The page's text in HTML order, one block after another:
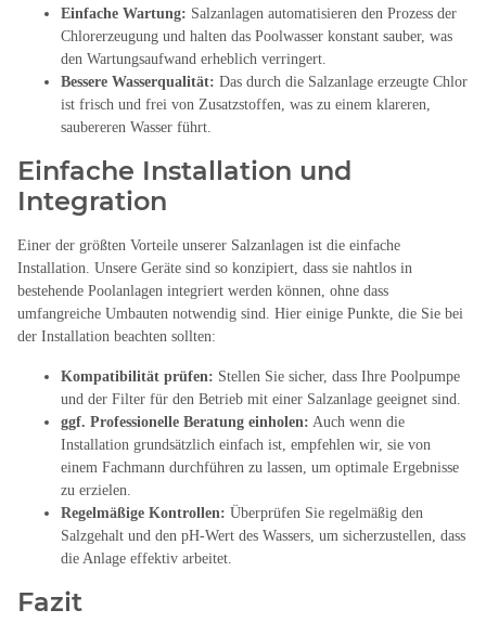
Einfache Wartung: Salzanlagen automatisieren den Prozess der
Chlorerzeugung und halten das Poolwasser konstant sauber, was
den Wartungsaufwand erheblich verringert.
Bessere Wasserqualität: Das durch die Salzanlage erzeugte Chlor
ist frisch und frei von Zusatzstoffen, was zu einem klareren,
saubereren Wasser führt.
Einfache Installation und
Integration
Einer der größten Vorteile unserer Salzanlagen ist die einfache
Installation. Unsere Geräte sind so konzipiert, dass sie nahtlos in
bestehende Poolanlagen integriert werden können, ohne dass
umfangreiche Umbauten notwendig sind. Hier einige Punkte, die Sie bei
der Installation beachten sollten:
Kompatibilität prüfen: Stellen Sie sicher, dass Ihre Poolpumpe
und der Filter für den Betrieb mit einer Salzanlage geeignet sind.
ggf. Professionelle Beratung einholen: Auch wenn die
Installation grundsätzlich einfach ist, empfehlen wir, sie von
einem Fachmann durchführen zu lassen, um optimale Ergebnisse
zu erzielen.
Regelmäßige Kontrollen: Überprüfen Sie regelmäßig den
Salzgehalt und den pH-Wert des Wassers, um sicherzustellen, dass
die Anlage effektiv arbeitet.
Fazit